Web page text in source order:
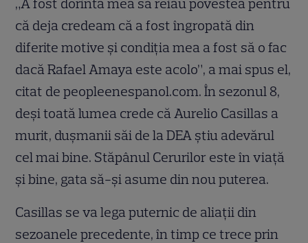
„A fost dorinta mea să reiau povestea pentru
că deja credeam că a fost îngropată din
diferite motive și condiția mea a fost să o fac
dacă Rafael Amaya este acolo”, a mai spus el,
citat de peopleenespanol.com. În sezonul 8,
deși toată lumea crede că Aurelio Casillas a
murit, dușmanii săi de la DEA știu adevărul
cel mai bine. Stăpânul Cerurilor este în viață
și bine, gata să-și asume din nou puterea.
Casillas se va lega puternic de aliații din
sezoanele precedente, în timp ce trece prin